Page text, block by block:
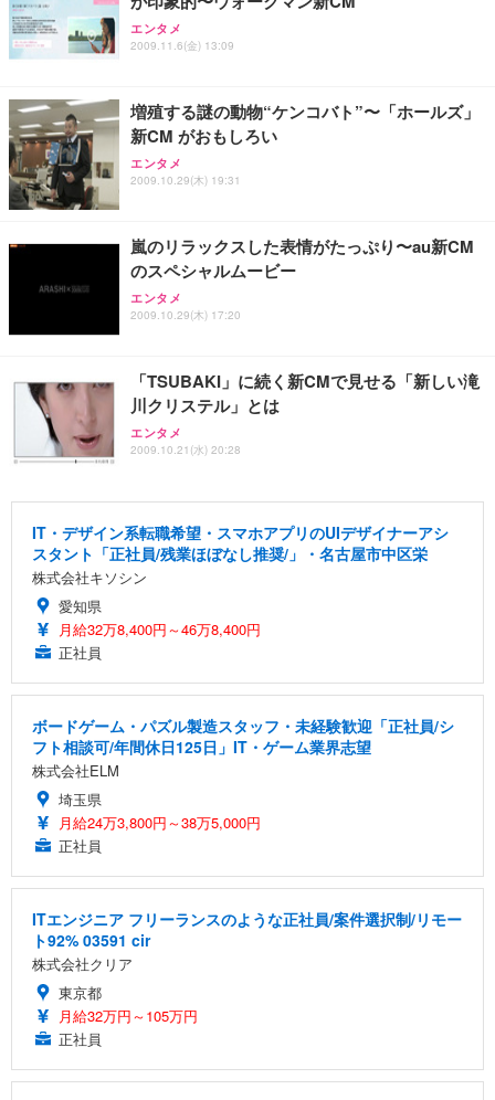
エンタメ
2009.11.6(金) 13:09
増殖する謎の動物“ケンコバト”〜「ホールズ」
新CM がおもしろい
エンタメ
2009.10.29(木) 19:31
嵐のリラックスした表情がたっぷり〜au新CM
のスペシャルムービー
エンタメ
2009.10.29(木) 17:20
「TSUBAKI」に続く新CMで見せる「新しい滝
川クリステル」とは
エンタメ
2009.10.21(水) 20:28
IT・デザイン系転職希望・スマホアプリのUIデザイナーアシ
スタント「正社員/残業ほぼなし推奨/」・名古屋市中区栄
株式会社キソシン
愛知県
月給32万8,400円～46万8,400円
正社員
ボードゲーム・パズル製造スタッフ・未経験歓迎「正社員/シ
フト相談可/年間休日125日」IT・ゲーム業界志望
株式会社ELM
埼玉県
月給24万3,800円～38万5,000円
正社員
ITエンジニア フリーランスのような正社員/案件選択制/リモー
ト92% 03591 cir
株式会社クリア
東京都
月給32万円～105万円
正社員